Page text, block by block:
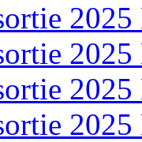
2025
2025
2025
2025